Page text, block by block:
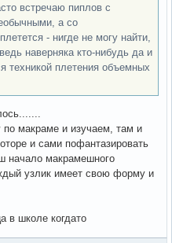
встречаю пиплов с
а со
- нигде не могу найти,
наверняка кто-нибудь да и
техникой плетения объемных
макраме и изучаем, там и
и сами пофантазировать
начало макрамешного
узлик имеет свою форму и
в школе когдато